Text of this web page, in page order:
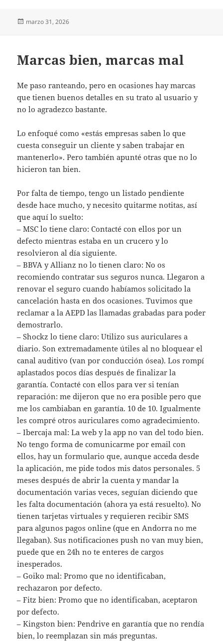
Publicado
marzo 31, 2026
Marcas bien, marcas mal
Me paso ranteando, pero en ocasiones hay marcas
que tienen buenos detalles en su trato al usuario y
no lo agradezco bastante.
Lo enfoqué como «estás empresas saben lo que
cuesta conseguir un cliente y saben trabajar en
mantenerlo». Pero también apunté otras que no lo
hicieron tan bien.
Por falta de tiempo, tengo un listado pendiente
desde hace mucho, y necesito quitarme notitas, así
que aquí lo suelto:
– MSC lo tiene claro: Contacté con ellos por un
defecto mientras estaba en un crucero y lo
resolvieron al día siguiente.
– BBVA y Allianz no lo tienen claro: No os
recomiendo contratar sus seguros nunca. Llegaron a
renovar el seguro cuando habíamos solicitado la
cancelación hasta en dos ocasiones. Tuvimos que
reclamar a la AEPD las llamadas grabadas para poder
demostrarlo.
– Shockz lo tiene claro: Utilizo sus auriculares a
diario. Son extremadamente útiles al no bloquear el
canal auditivo (van por conducción ósea). Los rompí
aplastados pocos días después de finalizar la
garantía. Contacté con ellos para ver si tenían
reparación: me dijeron que no era posible pero que
me los cambiaban en garantía. 10 de 10. Igualmente
les compré otros auriculares como agradecimiento.
– Ibercaja mal: La web y la app no van del todo bien.
No tengo forma de comunicarme por email con
ellos, hay un formulario que, aunque acceda desde
la aplicación, me pide todos mis datos personales. 5
meses después de abrir la cuenta y mandar la
documentación varias veces, seguían diciendo que
les falta documentación (ahora ya está resuelto). No
tienen tarjetas virtuales y requieren recibir SMS
para algunos pagos online (que en Andorra no me
llegaban). Sus notificaciones push no van muy bien,
puede que en 24h no te enteres de cargos
inesperados.
– Goiko mal: Promo que no identificaban,
rechazaron por defecto.
– Fitz bien: Promo que no identificaban, aceptaron
por defecto.
– Kingston bien: Pendrive en garantía que no rendía
bien, lo reemplazan sin más preguntas.